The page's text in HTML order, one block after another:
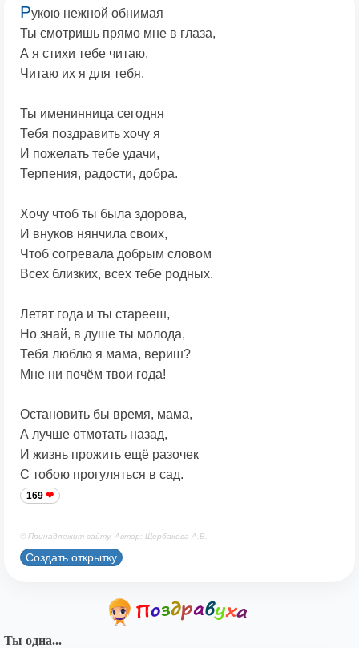
Рукою нежной обнимая
Ты смотришь прямо мне в глаза,
А я стихи тебе читаю,
Читаю их я для тебя.
Ты именинница сегодня
Тебя поздравить хочу я
И пожелать тебе удачи,
Терпения, радости, добра.
Хочу чтоб ты была здорова,
И внуков нянчила своих,
Чтоб согревала добрым словом
Всех близких, всех тебе родных.
Летят года и ты старееш,
Но знай, в душе ты молода,
Тебя люблю я мама, вериш?
Мне ни почём твои года!
Остановить бы время, мама,
А лучше отмотать назад,
И жизнь прожить ещё разочек
С тобою прогуляться в сад.
169
© Принадлежит сайту. Автор: Щербакова А.В.
Создать открытку
Ты одна...